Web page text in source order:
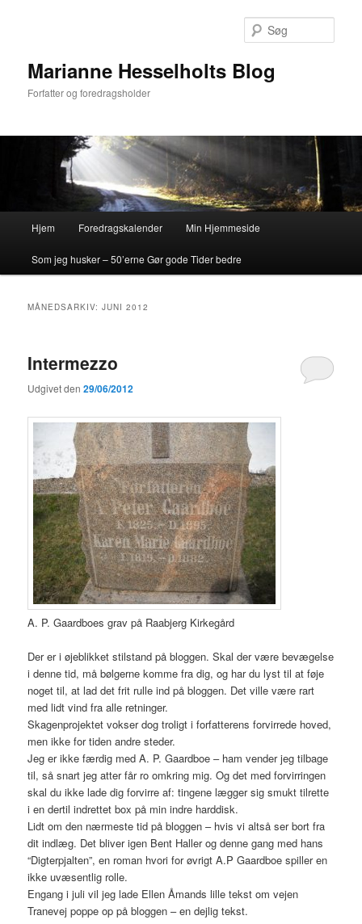
Marianne Hesselholts Blog
Forfatter og foredragsholder
Hjem Foredragskalender Min Hjemmeside
Som jeg husker – 50’erne Gør gode Tider bedre
MÅNEDSARKIV:JUNI 2012
Intermezzo
Udgivet den29/06/2012
A. P. Gaardboes grav på Raabjerg Kirkegård
Der er i øjeblikket stilstand på bloggen. Skal der være bevægelse
i denne tid, må bølgerne komme fra dig, og har du lyst til at føje
noget til, at lad det frit rulle ind på bloggen. Det ville være rart
med lidt vind fra alle retninger.
Skagenprojektet vokser dog troligt i forfatterens forvirrede hoved,
men ikke for tiden andre steder.
Jeg er ikke færdig med A. P. Gaardboe – ham vender jeg tilbage
til, så snart jeg atter får ro omkring mig. Og det med forvirringen
skal du ikke lade dig forvirre af: tingene lægger sig smukt tilrette
i en dertil indrettet box på min indre harddisk.
Lidt om den nærmeste tid på bloggen – hvis vi altså ser bort fra
dit indlæg. Det bliver igen Bent Haller og denne gang med hans
“Digterpjalten”, en roman hvori for øvrigt A.P Gaardboe spiller en
ikke uvæsentlig rolle.
Engang i juli vil jeg lade Ellen Åmands lille tekst om vejen
Tranevej poppe op på bloggen – en dejlig tekst.